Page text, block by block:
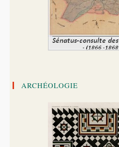
ARCHÉOLOGIE